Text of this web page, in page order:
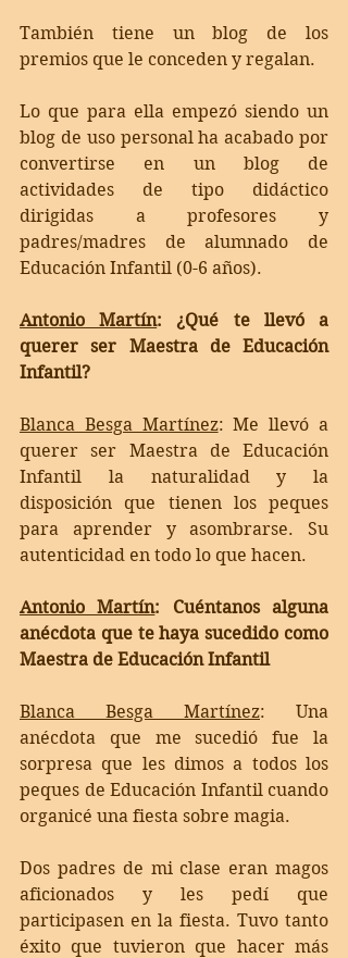
También tiene un blog de los
premios que le conceden y regalan.
Lo que para ella empezó siendo un
blog de uso personal ha acabado por
convertirse en un blog de
actividades de tipo didáctico
dirigidas a profesores y
padres/madres de alumnado de
Educación Infantil (0-6 años).
Antonio Martín: ¿Qué te llevó a
querer ser Maestra de Educación
Infantil?
Blanca Besga Martínez: Me llevó a
querer ser Maestra de Educación
Infantil la naturalidad y la
disposición que tienen los peques
para aprender y asombrarse. Su
autenticidad en todo lo que hacen.
Antonio Martín: Cuéntanos alguna
anécdota que te haya sucedido como
Maestra de Educación Infantil
Blanca Besga Martínez: Una
anécdota que me sucedió fue la
sorpresa que les dimos a todos los
peques de Educación Infantil cuando
organicé una fiesta sobre magia.
Dos padres de mi clase eran magos
aficionados y les pedí que
participasen en la fiesta. Tuvo tanto
éxito que tuvieron que hacer más